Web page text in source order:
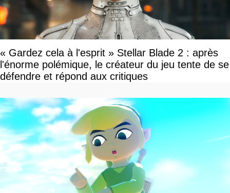
« Gardez cela à l'esprit » Stellar Blade 2 : après
l'énorme polémique, le créateur du jeu tente de se
défendre et répond aux critiques